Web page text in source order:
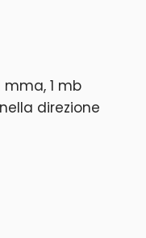
mma, 1 mb
direzione